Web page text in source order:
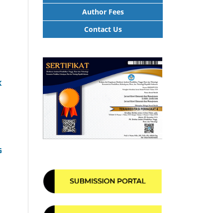
Author Fees
Contact Us